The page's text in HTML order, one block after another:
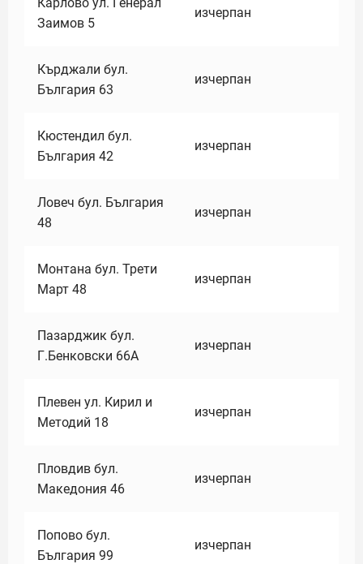
Заимов 5
изчерпан
Кърджали бул.
България 63
изчерпан
Кюстендил бул.
България 42
изчерпан
Ловеч бул. България
48
изчерпан
Монтана бул. Трети
Март 48
изчерпан
Пазарджик бул.
Г.Бенковски 66А
изчерпан
Плевен ул. Кирил и
Методий 18
изчерпан
Пловдив бул.
Македония 46
изчерпан
Попово бул.
България 99
изчерпан